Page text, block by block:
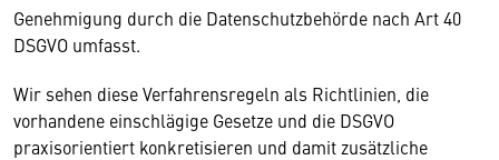
Genehmigung durch die Datenschutzbehörde nach Art 40
DSGVO umfasst.
Wir sehen diese Verfahrensregeln als Richtlinien, die
vorhandene einschlägige Gesetze und die DSGVO
praxisorientiert konkretisieren und damit zusätzliche